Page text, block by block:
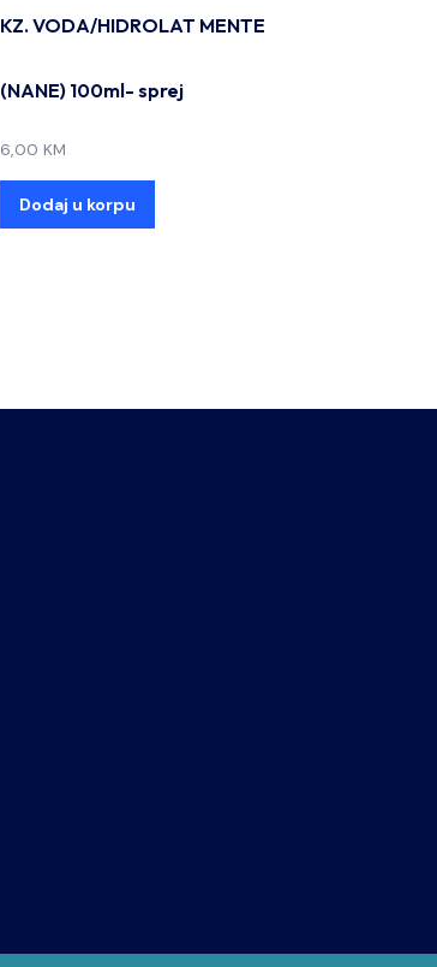
KZ. VODA/HIDROLAT MENTE
(NANE) 100ml- sprej
6,00 KM
Dodaj u korpu